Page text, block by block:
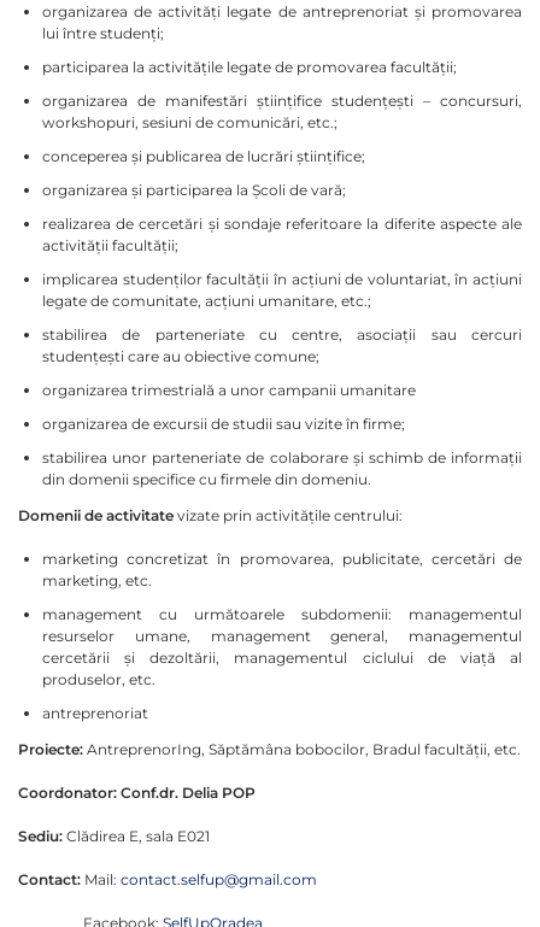
organizarea de activități legate de antreprenoriat și promovarea
lui între studenți;
participarea la activitățile legate de promovarea facultății;
organizarea de manifestări științifice studențești – concursuri,
workshopuri, sesiuni de comunicări, etc.;
conceperea și publicarea de lucrări științifice;
organizarea și participarea la Școli de vară;
realizarea de cercetări și sondaje referitoare la diferite aspecte ale
activității facultății;
implicarea studenților facultății în acțiuni de voluntariat, în acțiuni
legate de comunitate, acțiuni umanitare, etc.;
stabilirea de parteneriate cu centre, asociații sau cercuri
studențești care au obiective comune;
organizarea trimestrială a unor campanii umanitare
organizarea de excursii de studii sau vizite în firme;
stabilirea unor parteneriate de colaborare și schimb de informații
din domenii specifice cu firmele din domeniu.
Domenii de activitate vizate prin activitățile centrului:
marketing concretizat în promovarea, publicitate, cercetări de
marketing, etc.
management cu următoarele subdomenii: managementul
resurselor umane, management general, managementul
cercetării și dezoltării, managementul ciclului de viață al
produselor, etc.
antreprenoriat
Proiecte: AntreprenorIng, Săptămâna bobocilor, Bradul facultății, etc.
Coordonator: Conf.dr. Delia POP
Sediu: Clădirea E, sala E021
Contact: Mail: contact.selfup@gmail.com
Facebook: SelfUpOradea